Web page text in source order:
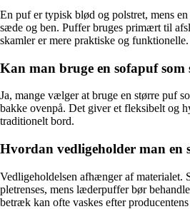
En puf er typisk blød og polstret, mens
sæde og ben. Puffer bruges primært til
skamler er mere praktiske og funktionelle.
Kan man bruge en sofapuf som
Ja, mange vælger at bruge en større puf
bakke ovenpå. Det giver et fleksibelt og
traditionelt bord.
Hvordan vedligeholder man en
Vedligeholdelsen afhænger af materialet.
pletrenses, mens læderpuffer bør
betræk kan ofte vaskes efter